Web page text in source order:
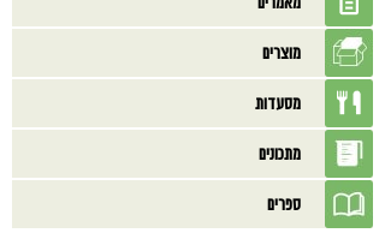
מוצרים
מסעדות
מתכונים
ספרים